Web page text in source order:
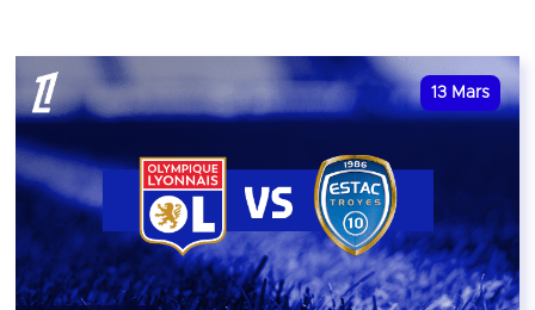
13 Mars